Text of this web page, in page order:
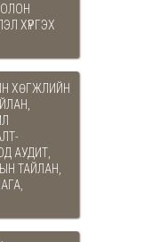
ХҮРГЭХ
ХӨГЖЛИЙН
АУДИТ,
ТАЙЛАН,